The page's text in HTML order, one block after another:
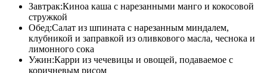
Завтрак:Киноа каша с нарезанными манго и кокосовой
стружкой
Обед:Салат из шпината с нарезанным миндалем,
клубникой и заправкой из оливкового масла, чеснока и
лимонного сока
Ужин:Карри из чечевицы и овощей, подаваемое с
коричневым рисом